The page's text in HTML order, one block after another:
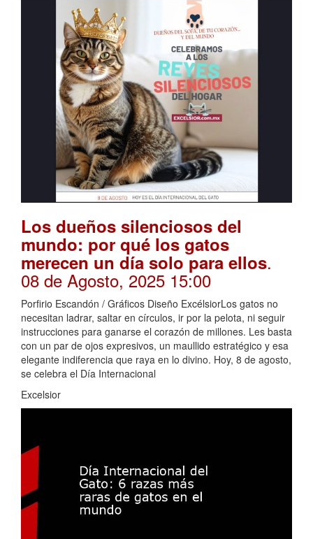
Los dueños silenciosos del
mundo: por qué los gatos
merecen un día solo para ellos.
08 de Agosto, 2025 15:00
Porfirio Escandón / Gráficos Diseño ExcélsiorLos gatos no
necesitan ladrar, saltar en círculos, ir por la pelota, ni seguir
instrucciones para ganarse el corazón de millones. Les basta
con un par de ojos expresivos, un maullido estratégico y esa
elegante indiferencia que raya en lo divino. Hoy, 8 de agosto,
se celebra el Día Internacional
Excelsior